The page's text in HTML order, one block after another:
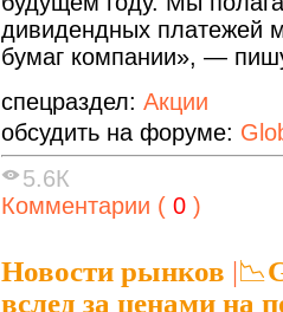
дивидендных платежей
бумаг компании», —
спецраздел: Акции
обсудить на форуме:
5.6К
Комментарии ( 0 )
Новости рынков |
вслед за ценами на